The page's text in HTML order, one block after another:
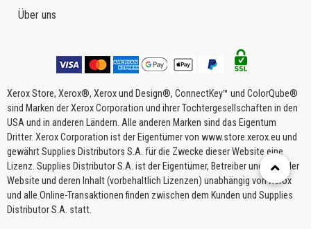
Über uns
Xerox Store, Xerox®, Xerox und Design®, ConnectKey™ und ColorQube®
sind Marken der Xerox Corporation und ihrer Tochtergesellschaften in den
USA und in anderen Ländern. Alle anderen Marken sind das Eigentum
Dritter. Xerox Corporation ist der Eigentümer von www.store.xerox.eu und
gewährt Supplies Distributors S.A. für die Zwecke dieser Website eine
Lizenz. Supplies Distributor S.A. ist der Eigentümer, Betreiber und Host der
Website und deren Inhalt (vorbehaltlich Lizenzen) unabhängig von Xerox
und alle Online-Transaktionen finden zwischen dem Kunden und Supplies
Distributor S.A. statt.